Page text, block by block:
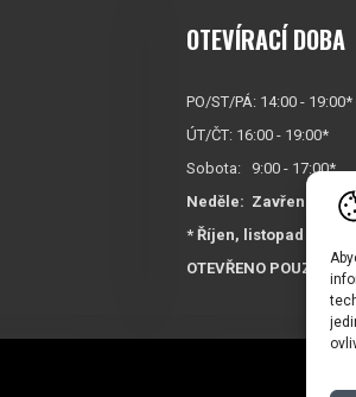
OTEVÍRACÍ DOBA
PO/ST/PÁ: 14:00 - 19:00*
ÚT/ČT: 16:00 - 19:00*
Sobota: 9:00 - 17:00*
Neděle: Zavřeno
* Říjen, listopad a
OTEVŘENO POUZE